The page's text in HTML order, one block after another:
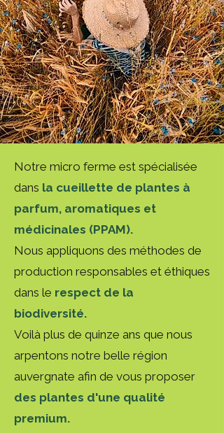
Notre micro ferme est spécialisée
dans la cueillette de plantes à
parfum, aromatiques et
médicinales (PPAM).
Nous appliquons des méthodes de
production responsables et éthiques
dans le respect de la
biodiversité.
Voilà plus de quinze ans que nous
arpentons notre belle région
auvergnate afin de vous proposer
des plantes d'une qualité
premium.